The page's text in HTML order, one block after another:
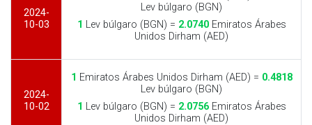
2024-
10-03
Lev búlgaro (BGN)
1 Lev búlgaro (BGN) = 2.0740Emiratos Árabes
Unidos Dirham (AED)
2024-
10-02
1 Emiratos Árabes Unidos Dirham (AED) = 0.4818
Lev búlgaro (BGN)
1 Lev búlgaro (BGN) = 2.0756Emiratos Árabes
Unidos Dirham (AED)